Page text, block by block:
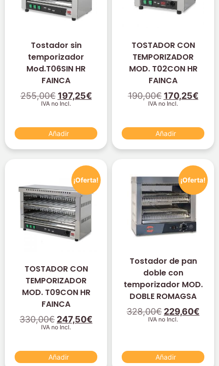
Tostador sin
temporizador
Mod.T06SIN HR
FAINCA
255,00€ 197,25€
IVA no Incl.
Añadir
TOSTADOR CON
TEMPORIZADOR
MOD. T02CON HR
FAINCA
190,00€ 170,25€
IVA no Incl.
Añadir
¡Oferta!
TOSTADOR CON
TEMPORIZADOR
MOD. T09CON HR
FAINCA
330,00€ 247,50€
IVA no Incl.
Añadir
¡Oferta!
Tostador de pan
doble con
temporizador MOD.
DOBLE ROMAGSA
328,00€ 229,60€
IVA no Incl.
Añadir